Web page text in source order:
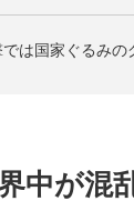
は国家ぐるみの
中が混